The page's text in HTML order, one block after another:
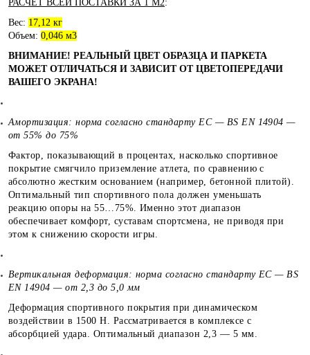
РАСЧЕТ ВСЕЙ ПОСТАВКИ ЗА 1 М2:
Вес: 17,12 кг
Объем: 0,046 м3
ВНИМАНИЕ! РЕАЛЬНЫЙ ЦВЕТ ОБРАЗЦА И ПАРКЕТА
МОЖЕТ ОТЛИЧАТЬСЯ И ЗАВИСИТ ОТ ЦВЕТОПЕРЕДАЧИ
ВАШЕГО ЭКРАНА!
Амортизация: норма согласно стандарту ЕС — BS EN 14904 —
от 55% до 75%
Фактор, показывающий в процентах, насколько спортивное
покрытие смягчило приземление атлета, по сравнению с
абсолютно жестким основанием (например, бетонной плитой).
Оптимальный тип спортивного пола должен уменьшать
реакцию опоры на 55…75%. Именно этот диапазон
обеспечивает комфорт, суставам спортсмена, не приводя при
этом к снижению скорости игры.
Вертикальная деформация: норма согласно стандарту ЕС — BS
EN 14904 — от 2,3 до 5,0 мм
Деформация спортивного покрытия при динамическом
воздействии в 1500 Н. Рассматривается в комплексе с
абсорбцией удара. Оптимальный диапазон 2,3 — 5 мм.